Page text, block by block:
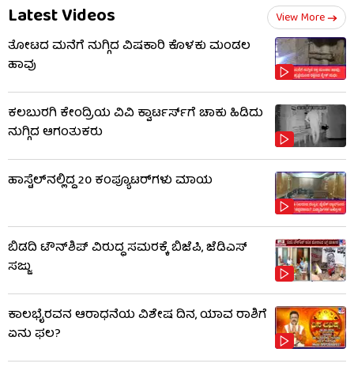
Latest Videos View More
ತೋಟದ ಮನೆಗೆ ನುಗ್ಗಿದ ವಿಷಕಾರಿ ಕೊಳಕು ಮಂಡಲ
ಹಾವು
ಕಲಬುರಗಿ ಕೇಂದ್ರಿಯ ವಿವಿ ಕ್ವಾರ್ಟರ್ಸ್‌ಗೆ ಚಾಕು ಹಿಡಿದು
ನುಗ್ಗಿದ ಆಗಂತುಕರು
ಹಾಸ್ಟೆಲ್‌ನಲ್ಲಿದ್ದ 20 ಕಂಪ್ಯೂಟರ್‌ಗಳು ಮಾಯ
ಬಿಡದಿ ಟೌನ್‌ಶಿಪ್ ವಿರುದ್ಧ ಸಮರಕ್ಕೆ ಬಿಜೆಪಿ, ಜೆಡಿಎಸ್
ಸಜ್ಜು
ಕಾಲಭೈರವನ ಆರಾಧನೆಯ ವಿಶೇಷ ದಿನ, ಯಾವ ರಾಶಿಗೆ
ಏನು ಫಲ?